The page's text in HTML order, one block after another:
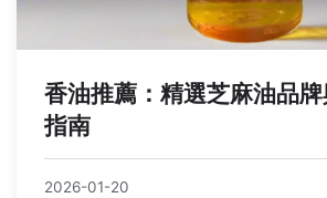
香油推薦：精選芝麻油品
指南
2026-01-20